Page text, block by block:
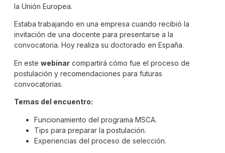
la Unión Europea.
Estaba trabajando en una empresa cuando recibió la
invitación de una docente para presentarse a la
convocatoria. Hoy realiza su doctorado en España.
En este webinar compartirá cómo fue el proceso de
postulación y recomendaciones para futuras
convocatorias.
Temas del encuentro:
Funcionamiento del programa MSCA.
Tips para preparar la postulación.
Experiencias del proceso de selección.